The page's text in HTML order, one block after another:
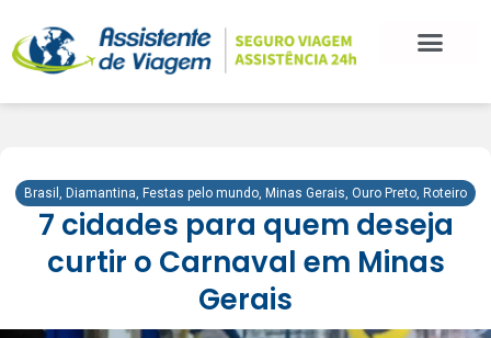
Brasil , Diamantina, Festas pelo mundo, Minas Gerais, Ouro Preto, Roteiro
7 cidades para quem deseja
curtir o Carnaval em Minas
Gerais